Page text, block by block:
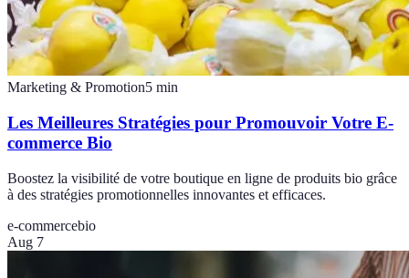
Marketing & Promotion5 min
Les Meilleures Stratégies pour Promouvoir Votre E-
commerce Bio
Boostez la visibilité de votre boutique en ligne de produits bio grâce
à des stratégies promotionnelles innovantes et efficaces.
e-commercebio
Aug 7